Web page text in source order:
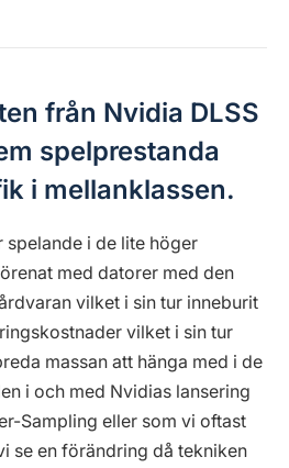
från Nvidia DLSS
spelprestanda
i mellanklassen.
spelande i de lite höger
med datorer med den
vilket i sin tur inneburit
vilket i sin tur
massan att hänga med i de
i och med Nvidias lansering
Sampling eller som vi oftast
se en förändring då tekniken